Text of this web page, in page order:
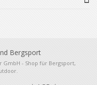
GmbH - Shop für Bergsport,